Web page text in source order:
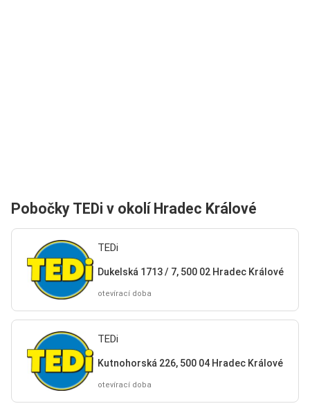
Pobočky TEDi v okolí Hradec Králové
TEDi
Dukelská 1713 / 7, 500 02 Hradec Králové
otevírací doba
TEDi
Kutnohorská 226, 500 04 Hradec Králové
otevírací doba